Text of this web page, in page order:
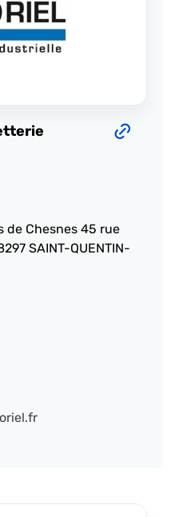
de Chesnes 45 rue
SAINT-QUENTIN-